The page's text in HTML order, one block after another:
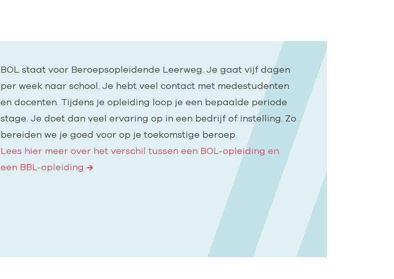
BOL staat voor Beroepsopleidende Leerweg. Je gaat vijf dagen
per week naar school. Je hebt veel contact met medestudenten
en docenten. Tijdens je opleiding loop je een bepaalde periode
stage. Je doet dan veel ervaring op in een bedrijf of instelling. Zo
bereiden we je goed voor op je toekomstige beroep.
Lees hier meer over het verschil tussen een BOL-opleiding en
een BBL-opleiding